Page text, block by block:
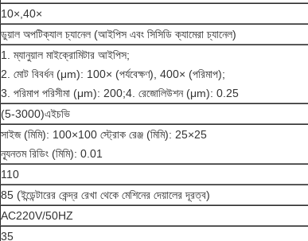
10×,40×
ডুয়াল অপটিক্যাল চ্যানেল (আইপিস এবং সিসিডি ক্যামেরা চ্যানেল)
1. ম্যানুয়াল মাইক্রোমিটার আইপিস;
2. মোট বিবর্ধন (μm): 100× (পর্যবেক্ষণ), 400× (পরিমাপ);
3. পরিমাপ পরিসীমা (μm): 200;4. রেজোলিউশন (μm): 0.25
(5-3000)এইচভি
সাইজ (মিমি): 100×100 স্ট্রোক রেঞ্জ (মিমি): 25×25
ন্যূনতম রিডিং (মিমি): 0.01
110
85 (ইন্ডেন্টারের কেন্দ্র রেখা থেকে মেশিনের দেয়ালের দূরত্ব)
AC220V/50HZ
35